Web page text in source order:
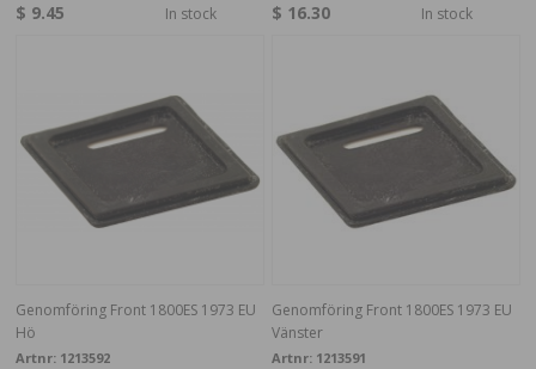
$ 9.45 In stock $ 16.30 In stock
Genomföring Front 1800ES 1973 EU
Hö
Artnr: 1213592
Genomföring Front 1800ES 1973 EU
Vänster
Artnr: 1213591